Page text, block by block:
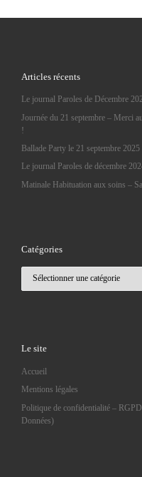
Articles récents
Le journal Paroles de Décembre
Journée du 21 septembre – Merci
!
Ballade Party le 21 septembre
Le journal Paroles de décembre
Matinale Habituation aux soins –
Catégories
Le site
Accueil
Mentions légales
Politique de confidentialité –
Données)